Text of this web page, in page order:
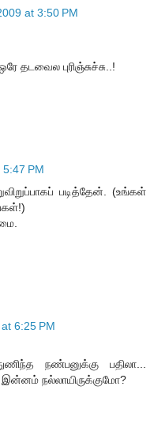
at 3:50 PM
தடவைல புரிஞ்சுச்சு..!
PM
படித்தேன். (உங்கள்
6:25 PM
நண்பனுக்கு பதிலா...
இன்னம் நல்லாயிருக்குமோ?